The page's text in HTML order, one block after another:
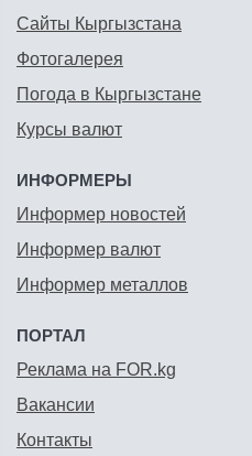
Сайты Кыргызстана
Фотогалерея
Погода в Кыргызстане
Курсы валют
ИНФОРМЕРЫ
Информер новостей
Информер валют
Информер металлов
ПОРТАЛ
Реклама на FOR.kg
Вакансии
Контакты